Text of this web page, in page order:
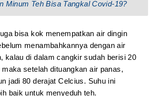
Minum Teh Bisa Tangkal Covid-19?
bisa kok menempatkan air dingin
menambahkannya dengan air
kalau di dalam cangkir sudah berisi 20
setelah dituangkan air panas,
jadi 80 derajat Celcius. Suhu ini
baik untuk menyeduh teh.